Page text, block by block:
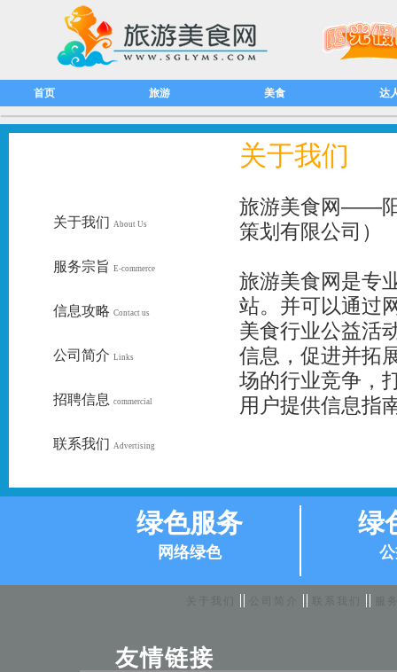
首页 旅游 美食 达
关于我们 About Us
服务宗旨 E-commerce
信息攻略 Contact us
公司简介 Links
招聘信息 commercial
联系我们 Advertising
关于我们
旅游美食网——
策划有限公司 ）
旅游美食网是专
站。并可以通过
美食行业公益活
信息，促进并拓
场的行业竞争，
用户提供信息指
绿色服务
网络绿色
绿
友情链接